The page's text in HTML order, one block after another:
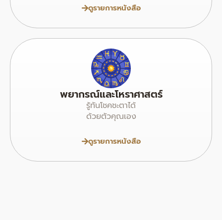
ดูรายการหนังสือ
พยากรณ์และโหราศาสตร์
รู้ทันโชคชะตาได้
ด้วยตัวคุณเอง
ดูรายการหนังสือ